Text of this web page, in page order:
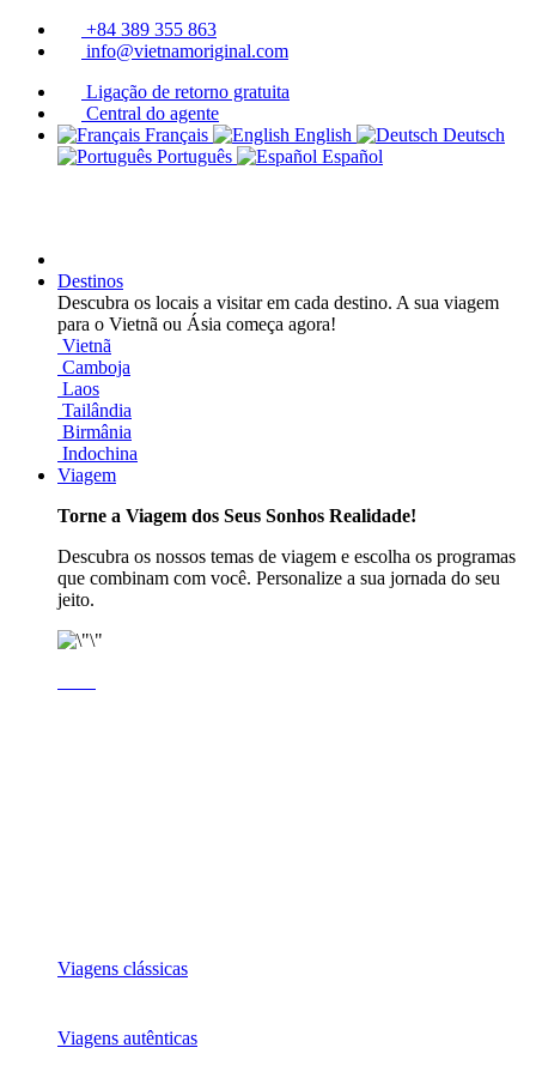
+84 389 355 863
info@vietnamoriginal.com
Ligação de retorno gratuita
Central do agente
Français
English
Deutsch
Português
Español
Destinos
Descubra os locais a visitar em cada destino. A sua viagem
para o Vietnã ou Ásia começa agora!
Vietnã
Camboja
Laos
Tailândia
Birmânia
Indochina
Viagem
Torne a Viagem dos Seus Sonhos Realidade!
Descubra os nossos temas de viagem e escolha os programas
que combinam com você. Personalize a sua jornada do seu
jeito.
Viagens clássicas
Viagens autênticas